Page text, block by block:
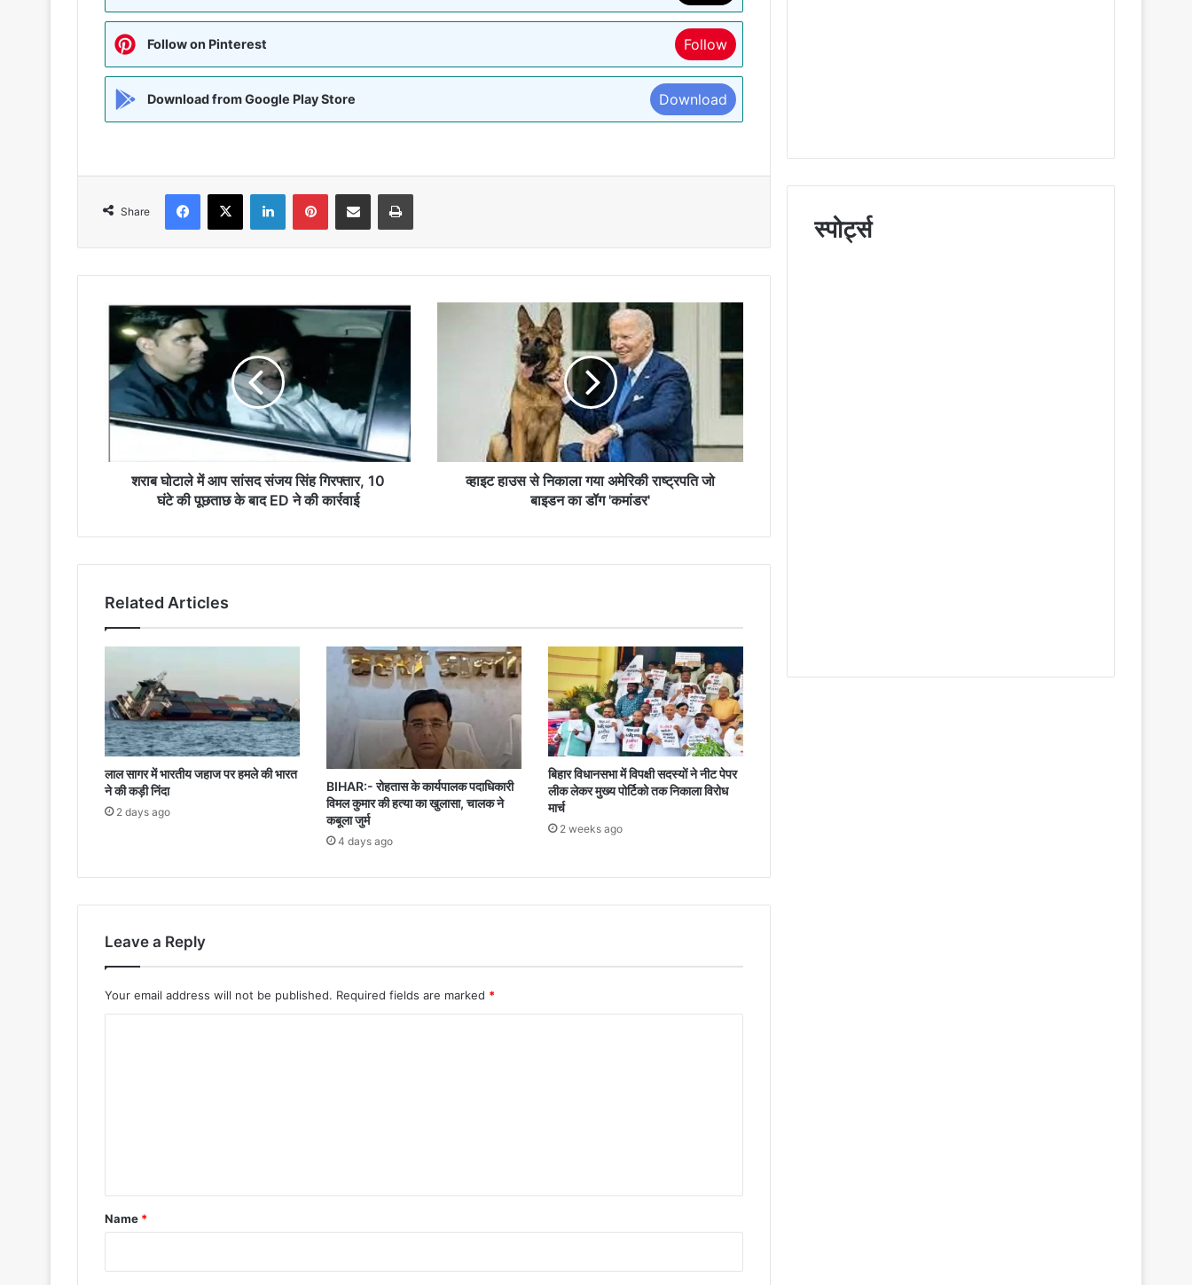
Follow on Pinterest Follow
Download from Google Play Store Download
Share
Facebook
X LinkedInPinterestShare via Email Print
शराब
घोटाले
आप
सांसद
सिंह
10
के
की
कार्रवाई
शराब घोटाले में आप सांसद संजय सिंह गिरफ्तार, 10
घंटे की पूछताछ के बाद ED ने की कार्रवाई
बाइडन
व्हाइट हाउस से निकाला गया अमेरिकी राष्ट्रपति जो
बाइडन का डॉग 'कमांडर'
Related Articles
लाल सागर में भारतीय जहाज पर हमले की भारत
ने की कड़ी निंदा
2 days ago
BIHAR:- रोहतास के कार्यपालक पदाधिकारी
विमल कुमार की हत्या का खुलासा, चालक ने
कबूला जुर्म
4 days ago
बिहार विधानसभा में विपक्षी सदस्यों ने नीट पेपर
लीक लेकर मुख्य पोर्टिको तक निकाला विरोध
मार्च
2 weeks ago
Leave a Reply
Your email address will not be published. Required fields are marked *
*
Name *
स्पोर्ट्स